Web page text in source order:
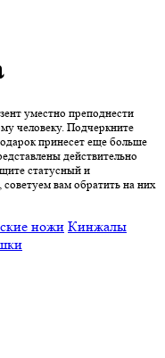
уместно преподнести
человеку. Подчеркните
принесет еще больше
действительно
статусный и
вам обратить на них
ножи Кинжалы